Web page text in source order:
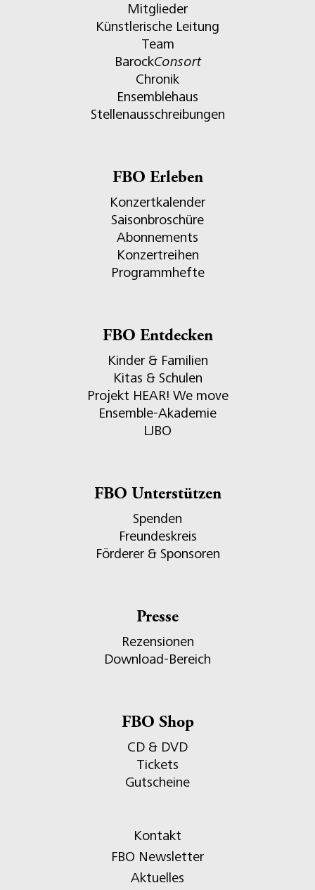
Mitglieder
Künstlerische Leitung
Team
BarockConsort
Chronik
Ensemblehaus
Stellenausschreibungen
FBO Erleben
Konzertkalender
Saisonbroschüre
Abonnements
Konzertreihen
Programmhefte
FBO Entdecken
Kinder & Familien
Kitas & Schulen
Projekt HEAR! We move
Ensemble-Akademie
LJBO
FBO Unterstützen
Spenden
Freundeskreis
Förderer & Sponsoren
Presse
Rezensionen
Download-Bereich
FBO Shop
CD & DVD
Tickets
Gutscheine
Kontakt
FBO Newsletter
Aktuelles